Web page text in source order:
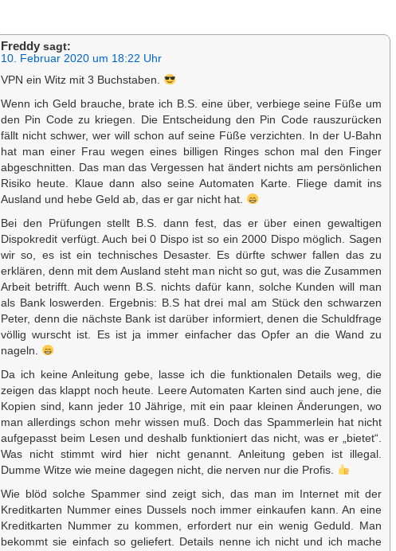
Freddy sagt:
10. Februar 2020 um 18:22 Uhr
VPN ein Witz mit 3 Buchstaben.
Wenn ich Geld brauche, brate ich B.S. eine über, verbiege seine Füße um
den Pin Code zu kriegen. Die Entscheidung den Pin Code rauszurücken
fällt nicht schwer, wer will schon auf seine Füße verzichten. In der U-Bahn
hat man einer Frau wegen eines billigen Ringes schon mal den Finger
abgeschnitten. Das man das Vergessen hat ändert nichts am persönlichen
Risiko heute. Klaue dann also seine Automaten Karte. Fliege damit ins
Ausland und hebe Geld ab, das er gar nicht hat.
Bei den Prüfungen stellt B.S. dann fest, das er über einen gewaltigen
Dispokredit verfügt. Auch bei 0 Dispo ist so ein 2000 Dispo möglich. Sagen
wir so, es ist ein technisches Desaster. Es dürfte schwer fallen das zu
erklären, denn mit dem Ausland steht man nicht so gut, was die Zusammen
Arbeit betrifft. Auch wenn B.S. nichts dafür kann, solche Kunden will man
als Bank loswerden. Ergebnis: B.S hat drei mal am Stück den schwarzen
Peter, denn die nächste Bank ist darüber informiert, denen die Schuldfrage
völlig wurscht ist. Es ist ja immer einfacher das Opfer an die Wand zu
nageln.
Da ich keine Anleitung gebe, lasse ich die funktionalen Details weg, die
zeigen das klappt noch heute. Leere Automaten Karten sind auch jene, die
Kopien sind, kann jeder 10 Jährige, mit ein paar kleinen Änderungen, wo
man allerdings schon mehr wissen muß. Doch das Spammerlein hat nicht
aufgepasst beim Lesen und deshalb funktioniert das nicht, was er „bietet“.
Was nicht stimmt wird hier nicht genannt. Anleitung geben ist illegal.
Dumme Witze wie meine dagegen nicht, die nerven nur die Profis.
Wie blöd solche Spammer sind zeigt sich, das man im Internet mit der
Kreditkarten Nummer eines Dussels noch immer einkaufen kann. An eine
Kreditkarten Nummer zu kommen, erfordert nur ein wenig Geduld. Man
bekommt sie einfach so geliefert. Details nenne ich nicht und ich mache